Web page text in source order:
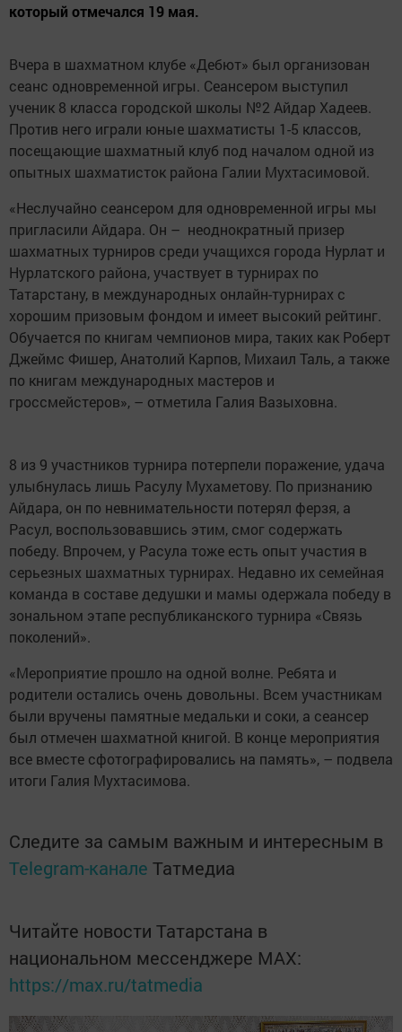
который отмечался 19 мая.
Вчера в шахматном клубе «Дебют» был организован
сеанс одновременной игры. Сеансером выступил
ученик 8 класса городской школы №2 Айдар Хадеев.
Против него играли юные шахматисты 1-5 классов,
посещающие шахматный клуб под началом одной из
опытных шахматисток района Галии Мухтасимовой.
«Неслучайно сеансером для одновременной игры мы
пригласили Айдара. Он – неоднократный призер
шахматных турниров среди учащихся города Нурлат и
Нурлатского района, участвует в турнирах по
Татарстану, в международных онлайн-турнирах с
хорошим призовым фондом и имеет высокий рейтинг.
Обучается по книгам чемпионов мира, таких как Роберт
Джеймс Фишер, Анатолий Карпов, Михаил Таль, а также
по книгам международных мастеров и
гроссмейстеров», – отметила Галия Вазыховна.
8 из 9 участников турнира потерпели поражение, удача
улыбнулась лишь Расулу Мухаметову. По признанию
Айдара, он по невнимательности потерял ферзя, а
Расул, воспользовавшись этим, смог содержать
победу. Впрочем, у Расула тоже есть опыт участия в
серьезных шахматных турнирах. Недавно их семейная
команда в составе дедушки и мамы одержала победу в
зональном этапе республиканского турнира «Связь
поколений».
«Мероприятие прошло на одной волне. Ребята и
родители остались очень довольны. Всем участникам
были вручены памятные медальки и соки, а сеансер
был отмечен шахматной книгой. В конце мероприятия
все вместе сфотографировались на память», – подвела
итоги Галия Мухтасимова.
Следите за самым важным и интересным в
Telegram-канале Татмедиа
Читайте новости Татарстана в
национальном мессенджере MАХ:
https://max.ru/tatmedia